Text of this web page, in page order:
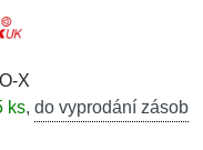
X
ks, do vyprodání zásob